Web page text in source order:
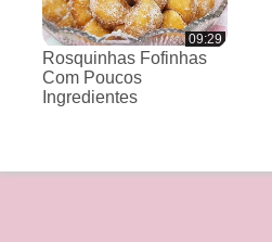
09:29
Rosquinhas Fofinhas
Com Poucos
Ingredientes